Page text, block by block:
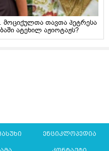
მოციქულთა თავთა პეტრესა
ატეხილ აჟიოტაჟს?
ენციკლოპედია